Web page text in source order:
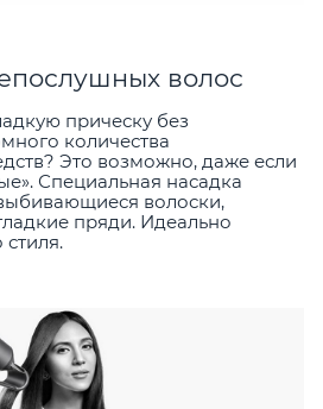
волос
прическу без
количества
Это возможно, даже если
Специальная насадка
волоски,
пряди. Идеально
стиля.